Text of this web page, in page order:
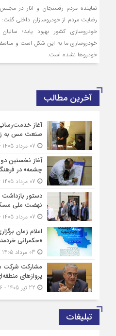
نماینده مردم رفسنجان و انار در
رضایت مردم از خودروسازان داخلی
خودروسازی کشور بهبود یابد؛
خودروسازی ما به این شکل است و
خودروها نشده است.
آخرین مطالب
آغاز
صنعت مس به
آغاز نخستین
چشمه» در
نهضت ملی
اعلام زمان
«حکمرانی
مشارکت شرکت
پروازهای
تبلیغات